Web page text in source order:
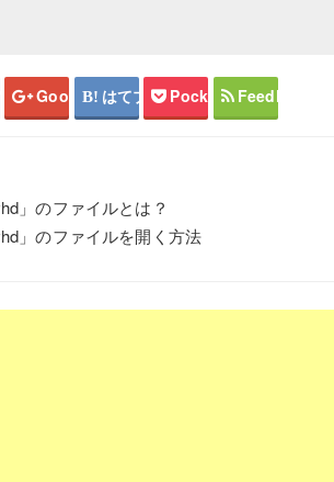
Google+ はてブ Pocket Feedly
」のファイルとは？
」のファイルを開く方法